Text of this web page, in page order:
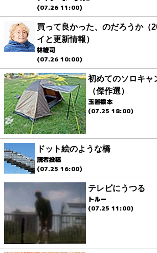
(07.26 11:00)
買って良かった、のだろうか（
イと更新情報）
林雄司
(07.26 10:00)
初めてのソロキャ
（傑作選）
玉置標本
(07.25 18:00)
ドット絵のような橋
読者投稿
(07.25 16:00)
テレビにうつる
トルー
(07.25 11:00)